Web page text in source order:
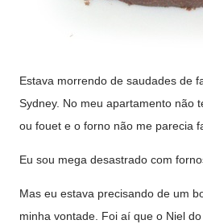
Estava morrendo de saudades de
Sydney. No meu apartamento não
ou fouet e o forno não me parecia
Eu sou mega desastrado com
Mas eu estava precisando de um
minha vontade. Foi aí que o Niel do